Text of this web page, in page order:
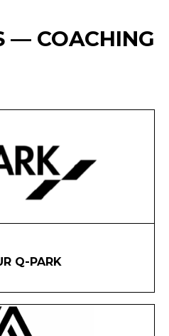
— COACHING
Q-PARK